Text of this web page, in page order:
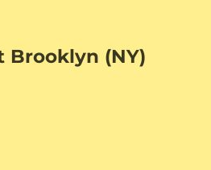
Brooklyn (NY)